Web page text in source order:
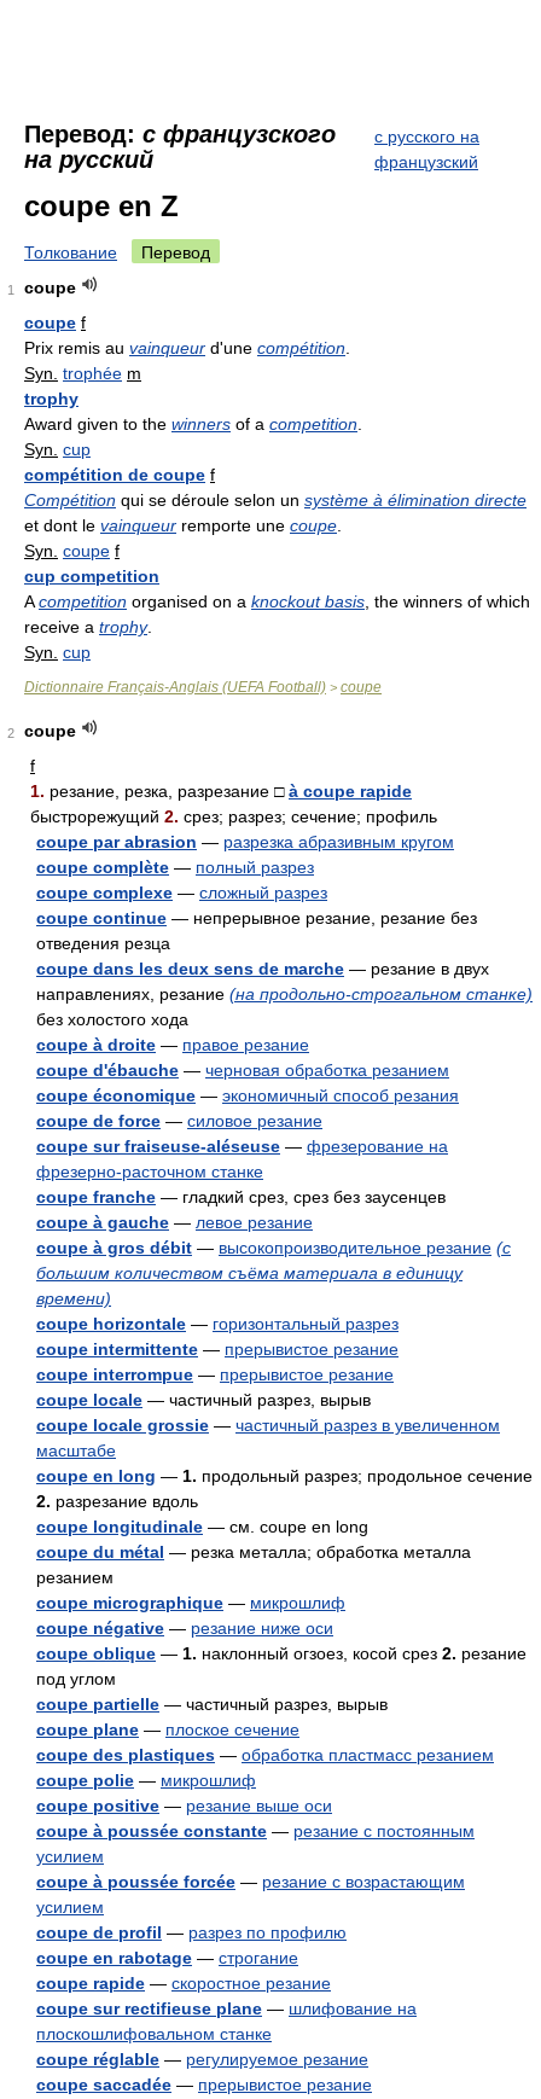
Перевод: с французского
на русский
с русского на
французский
coupe en Z
Толкование Перевод
1
coupe
coupe f
Prix remis au vainqueur d'une compétition
Syn. trophée m
trophy
Award given to the winners of a competition
Syn. cup
compétition de coupe f
Compétition qui se déroule selon un système à élimination directe
et dont le vainqueur remporte une coupe
Syn. coupe f
cup competition
Acompetition organised on a knockout basis , the winners of which
receive a trophy.
Syn. cup
Dictionnaire Français-Anglais (UEFA Football) > coupe
2
coupe
f
1. резание, резка, разрезание □à coupe rapide
быстрорежущий 2. срез; разрез; сечение; профиль
coupe par abrasion — разрезка абразивным кругом
coupe complète — полный разрез
coupe complexe — сложный разрез
coupe continue — непрерывное резание, резание без
отведения резца
coupe dans les deux sens de marche — резание в двух
направлениях, резание (на продольно-строгальном станке)
без холостого хода
coupe à droite — правое резание
coupe d'ébauche — черновая обработка резанием
coupe économique — экономичный способ резания
coupe de force — силовое резание
coupe sur fraiseuse-aléseuse — фрезерование на
фрезерно-расточном станке
coupe franche — гладкий срез, срез без заусенцев
coupe à gauche — левое резание
coupe à gros débit — высокопроизводительное резание (с
большим количеством съёма материала в единицу
времени)
coupe horizontale — горизонтальный разрез
coupe intermittente — прерывистое резание
coupe interrompue — прерывистое резание
coupe locale — частичный разрез, вырыв
coupe locale grossie — частичный разрез в увеличенном
масштабе
coupe en long — 1. продольный разрез; продольное сечение
2. разрезание вдоль
coupe longitudinale — см. coupe en long
coupe du métal — резка металла; обработка металла
резанием
coupe micrographique — микрошлиф
coupe négative — резание ниже оси
coupe oblique — 1. наклонный огзоез, косой срез 2. резание
под углом
coupe partielle — частичный разрез, вырыв
coupe plane — плоское сечение
coupe des plastiques — обработка пластмасс резанием
coupe polie — микрошлиф
coupe positive — резание выше оси
coupe à poussée constante — резание с постоянным
усилием
coupe à poussée forcée — резание с возрастающим
усилием
coupe de profil — разрез по профилю
coupe en rabotage — строгание
coupe rapide — скоростное резание
coupe sur rectifieuse plane — шлифование на
плоскошлифовальном станке
coupe réglable — регулируемое резание
coupe saccadée — прерывистое резание